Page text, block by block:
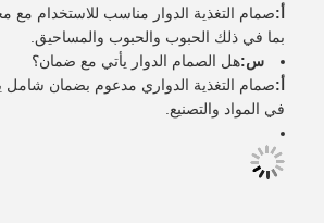
أ:صمام التغذية الدوار مناسب للاستخدام مع
بما في ذلك الحبوب والحبوب والمساحيق.
س:هل الصمام الدوار يأتي مع ضمان؟
أ:صمام التغذية الدواري مدعوم بضمان شامل
في المواد والتصنيع.